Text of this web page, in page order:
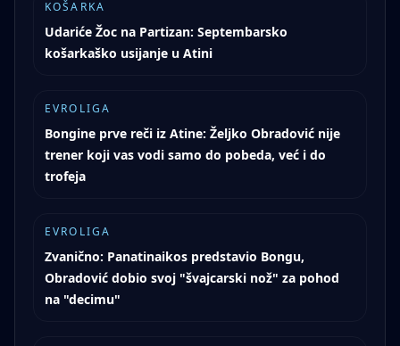
KOŠARKA
Udariće Žoc na Partizan: Septembarsko
košarkaško usijanje u Atini
EVROLIGA
Bongine prve reči iz Atine: Željko Obradović nije
trener koji vas vodi samo do pobeda, već i do
trofeja
EVROLIGA
Zvanično: Panatinaikos predstavio Bongu,
Obradović dobio svoj "švajcarski nož" za pohod
na "decimu"